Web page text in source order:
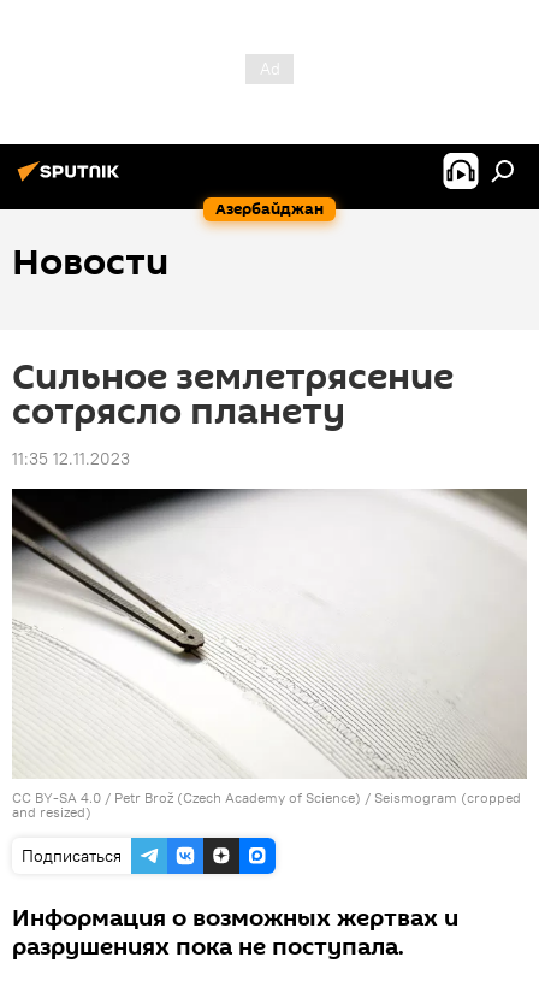
Азербайджан
Новости
Сильное землетрясение
сотрясло планету
11:35 12.11.2023
CC BY-SA 4.0 / Petr Brož (Czech Academy of Science) / Seismogram (cropped
and resized)
Подписаться
Информация о возможных жертвах и
разрушениях пока не поступала.